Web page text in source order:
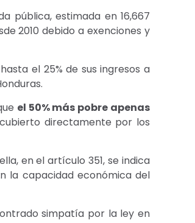
pública, estimada en 16,667
2010 debido a exenciones y
el 25% de sus ingresos a
el 50% más pobre apenas
directamente por los
en el artículo 351, se indica
la capacidad económica del
simpatía por la ley en